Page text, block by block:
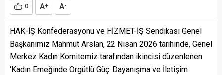
0 A+ A-
HAK-İŞ Konfederasyonu ve HİZMET-İŞ Sendikası Genel
Başkanımız Mahmut Arslan, 22 Nisan 2026 tarihinde, Genel
Merkez Kadın Komitemiz tarafından ikincisi düzenlenen
‘Kadın Emeğinde Örgütlü Güç: Dayanışma ve İletişim